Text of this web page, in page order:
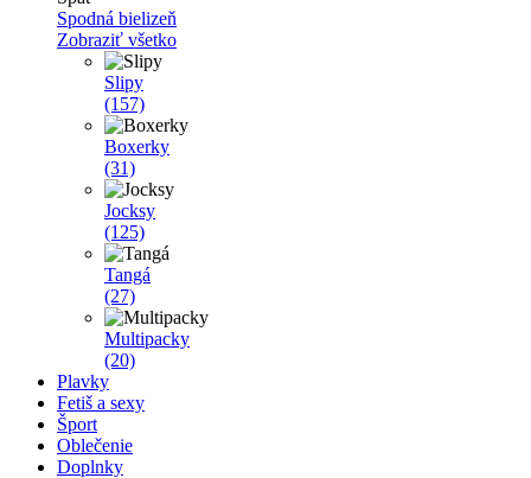
Spodná bielizeň
Zobraziť všetko
Slipy
(157)
Boxerky
(31)
Jocksy
(125)
Tangá
(27)
Multipacky
(20)
Plavky
Fetiš a sexy
Šport
Oblečenie
Doplnky